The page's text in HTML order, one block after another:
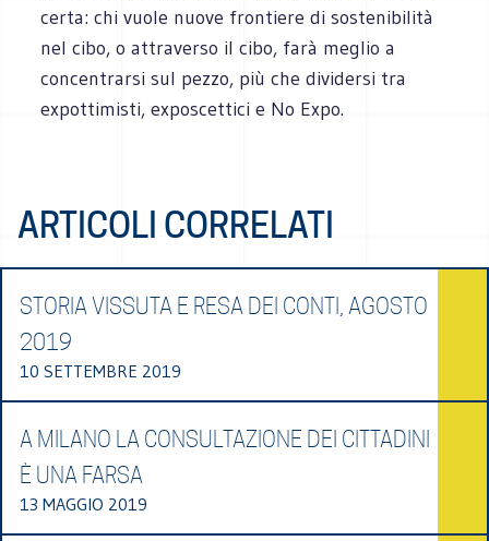
certa: chi vuole nuove frontiere di sostenibilità
nel cibo, o attraverso il cibo, farà meglio a
concentrarsi sul pezzo, più che dividersi tra
expottimisti, exposcettici e No Expo.
ARTICOLI CORRELATI
STORIA VISSUTA E RESA DEI CONTI, AGOSTO
2019
10 SETTEMBRE 2019
A MILANO LA CONSULTAZIONE DEI CITTADINI
È UNA FARSA
13 MAGGIO 2019